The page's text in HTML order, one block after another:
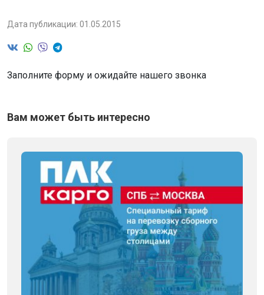
Дата публикации: 01.05.2015
Заполните форму и ожидайте нашего звонка
Вам может быть интересно